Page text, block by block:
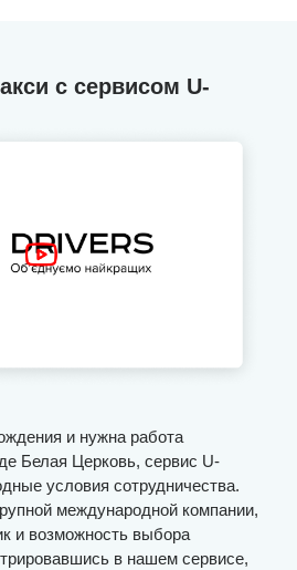
с сервисом U-
и нужна работа
Белая Церковь, сервис U-
условия сотрудничества.
международной компании,
и возможность выбора
в нашем сервисе,